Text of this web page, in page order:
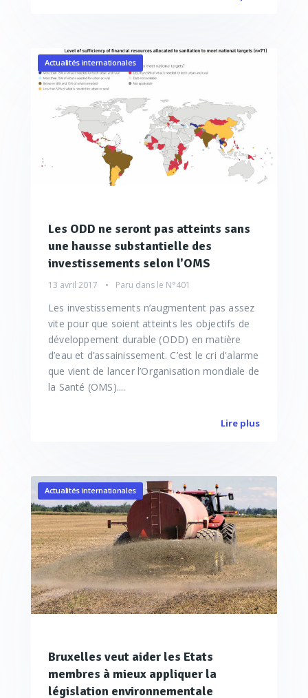
Actualités internationales
Les ODD ne seront pas atteints sans
une hausse substantielle des
investissements selon l'OMS
13 avril 2017 Paru dans le N°401
Les investissements n’augmentent pas assez
vite pour que soient atteints les objectifs de
développement durable (ODD) en matière
d’eau et d’assainissement. C’est le cri d'alarme
que vient de lancer l’Organisation mondiale de
la Santé (OMS)....
Lire plus
Actualités internationales
Bruxelles veut aider les Etats
membres à mieux appliquer la
législation environnementale